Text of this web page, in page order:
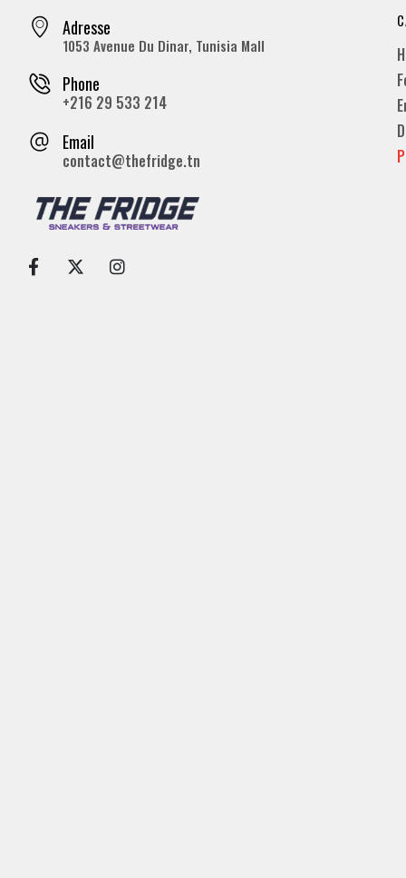
Adresse
1053 Avenue Du Dinar, Tunisia Mall
Phone
+216 29 533 214
Email
contact@thefridge.tn